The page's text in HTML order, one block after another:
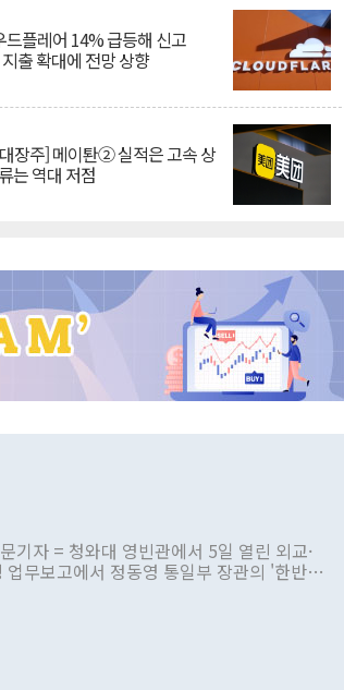
드플레어 14% 급등해 신고
지출 확대에 전망 상향
장주] 메이퇀② 실적은 고속 상
는 역대 저점
기자 = 청와대 영빈관에서 5일 열린 외교·
무보고에서 정동영 통일부 장관의 '한반도
지 않은 사안을 정책으로 추진하겠다고 공
구상'이라는 비판을 내놨다. 그동안 정 장